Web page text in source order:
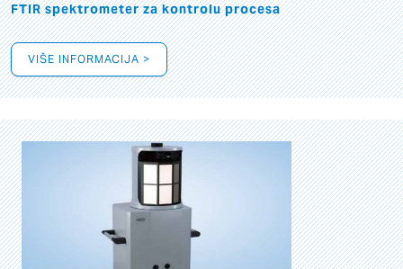
FTIR spektrometer za kontrolu procesa
VIŠE INFORMACIJA >